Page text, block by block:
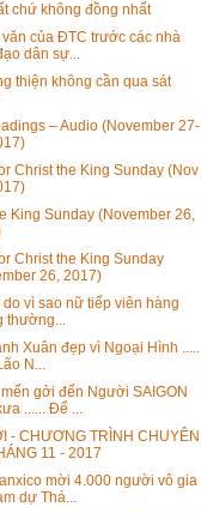
chứ không đồng nhất
văn của ĐTC trước các nhà
dân sự...
thiện không cần qua sát
– Audio (November 27-
Christ the King Sunday (Nov
King Sunday (November 26,
Christ the King Sunday
26, 2017)
do vì sao nữ tiếp viên hàng
thường...
Xuân đẹp vì Ngoại Hình .....
N...
gởi đến Người SAIGON
...... Để ...
- CHƯƠNG TRÌNH CHUYÊN
11 - 2017
mời 4.000 người vô gia
dự Thá...